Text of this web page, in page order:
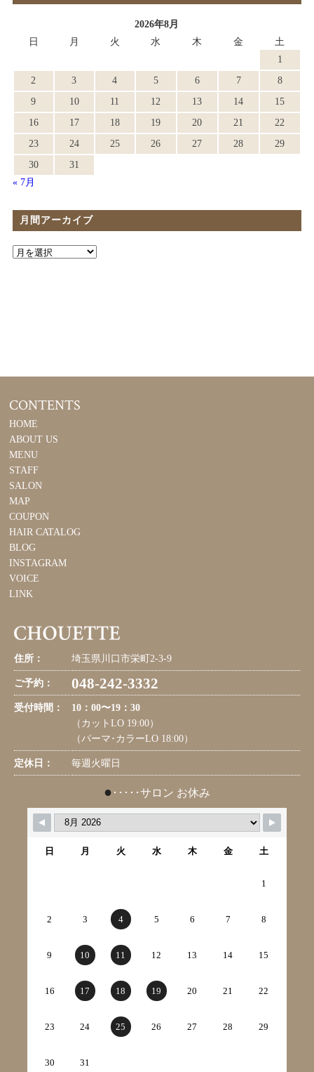
2026年8月
日
月 火 水 木 金
土
1
2
3 4 5 6 7
8
9
10 11 12 13 14
15
16
17 18 19 20 21
22
23
24 25 26 27 28
29
30
31
« 7月
月間アーカイブ
CONTENTS
HOME
ABOUT US
MENU
STAFF
SALON
MAP
COUPON
HAIR CATALOG
BLOG
INSTAGRAM
VOICE
LINK
住所： 埼玉県川口市栄町2-3-9
ご予約： 048-242-3332
受付時間：
10：00〜19：30
（カットLO 19:00）
（パーマ･カラーLO 18:00）
定休日： 毎週火曜日
● ･････サロン お休み
日 月 火 水 木 金 土
1
2 3 4 5 6 7 8
9 10 11 12 13 14 15
16 17 18 19 20 21 22
23 24 25 26 27 28 29
30 31